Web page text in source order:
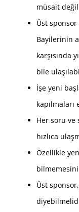
müsait
Üst
Bayilerinin
karşısında
bile
İşe yeni
Her soru ve
hızlıca
Özellikle
Üst